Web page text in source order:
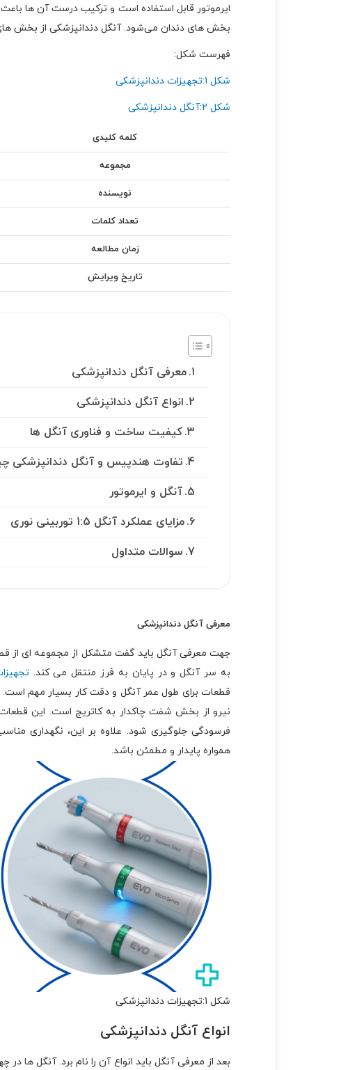
ایرموتور قابل استفاده است و ترکیب درست آن ها
بخش های دندان می‌شود. آنگل دندانپزشکی از بخش های
فهرست شکل:
شکل 1:تجهیزات دندانپزشکی
شکل 2:آنگل دندانپزشکی
کلمه کلیدی
مجموعه
نویسنده
تعداد کلمات
زمان مطالعه
تاریخ ویرایش
معرفی آنگل دندانپزشکی
انواع آنگل دندانپزشکی
کیفیت ساخت و فناوری آنگل ها
تفاوت هندپیس و آنگل دندانپزشکی
آنگل و ایرموتور
مزایای عملکرد آنگل 1:5 توربینی نوری
سوالات متداول
معرفی آنگل دندانپزشکی
جهت معرفی آنگل باید گفت متشکل از مجموعه ای از
به سر آنگل و در پایان به فرز منتقل می کند.
قطعات برای طول عمر آنگل و دقت کار بسیار مهم
نیرو از بخش شفت چاکدار به کاتریج است. این
فرسودگی جلوگیری شود. علاوه بر این، نگهداری
همواره پایدار و مطمئن باشد.
شکل 1:تجهیزات دندانپزشکی
انواع آنگل دندانپزشکی